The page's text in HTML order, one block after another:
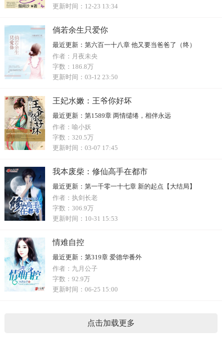
更新时间： 12-23 13:34
倘若余生只爱你
最近更新： 第六百一十八章 他又要当爸爸了（终）
作者： 月夜未央
字数： 186.8万
更新时间： 03-12 23:50
王妃水嫩：王爷你好坏
最近更新： 第1589章 两情缱绻，相伴永远
作者： 喻小妖
字数： 320.5万
更新时间： 03-07 17:45
我本废柴：修仙高手在都市
最近更新： 第一千零一十七章 新的起点【大结局】
作者： 执剑长老
字数： 306.9万
更新时间： 10-31 15:53
情难自控
最近更新： 第319章 爱德华番外
作者： 九月公子
字数： 92.9万
更新时间： 06-25 15:00
点击加载更多